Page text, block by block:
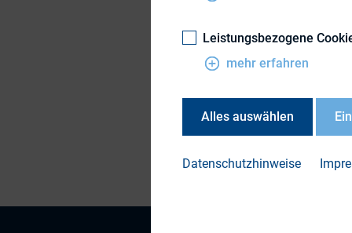
Teilen
Leistungsbezogene
mehr erfahren
Alles auswählen
Datenschutzhinweise